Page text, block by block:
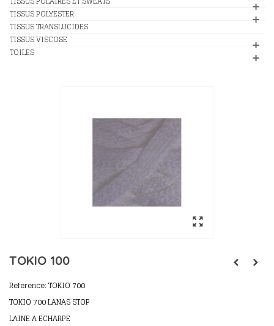
TISSUS POLYESTER
TISSUS TRANSLUCIDES
TISSUS VISCOSE
TOILES
TOKIO 100
Reference:TOKIO 700
TOKIO 700 LANAS STOP
LAINE A ECHARPE